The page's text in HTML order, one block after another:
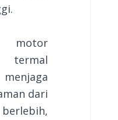
motor
dari